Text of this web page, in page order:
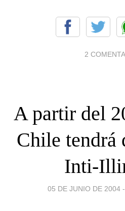
2
A partir del
Chile tendrá
Inti-
05 DE JUNIO DE 2004